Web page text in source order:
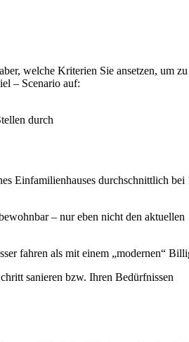
welche Kriterien Sie ansetzen, um
– Scenario auf:
durch
Einfamilienhauses durchschnittlich bei
– nur eben nicht den aktuellen
fahren als mit einem „modernen“
sanieren bzw. Ihren Bedürfnissen